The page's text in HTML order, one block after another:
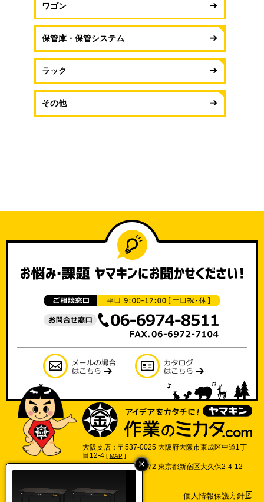
ワゴン
保管庫・保管システム
ラック
その他
大阪支店：〒537-0025 大阪府大阪市東成区中道1丁
目12-4 [ MAP]
東京支店：〒169-0072 東京都新宿区大久保2-4-12
個人情報保護方針